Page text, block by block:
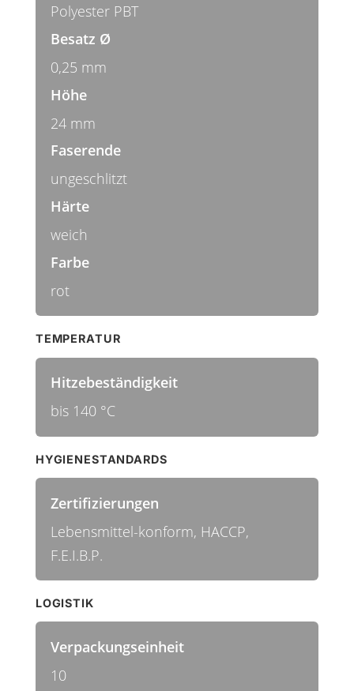
Polyester PBT
Besatz Ø
0,25 mm
Höhe
24 mm
Faserende
ungeschlitzt
Härte
weich
Farbe
rot
TEMPERATUR
Hitzebeständigkeit
bis 140 °C
HYGIENESTANDARDS
Zertifizierungen
Lebensmittel-konform, HACCP,
F.E.I.B.P.
LOGISTIK
Verpackungseinheit
10